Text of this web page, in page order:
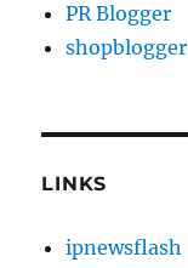
PR Blogger
shopblogger
LINKS
ipnewsflash